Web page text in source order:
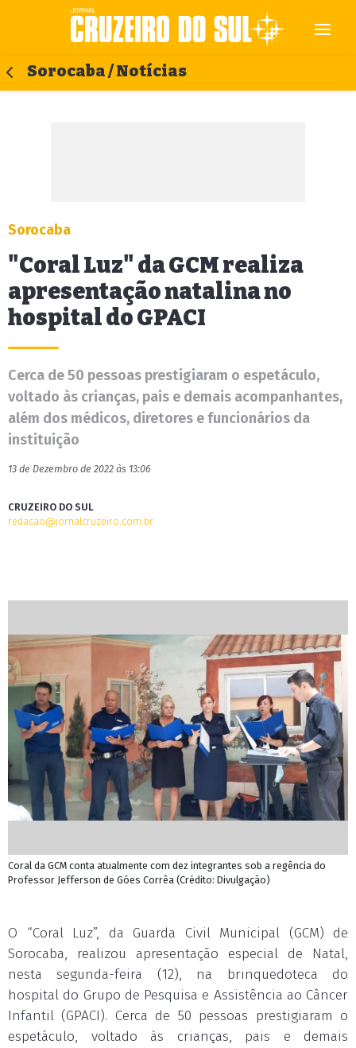
Sorocaba / Notícias
Sorocaba
"Coral Luz" da GCM realiza
apresentação natalina no
hospital do GPACI
Cerca de 50 pessoas prestigiaram o espetáculo,
voltado às crianças, pais e demais acompanhantes,
além dos médicos, diretores e funcionários da
instituição
13 de Dezembro de 2022 às 13:06
CRUZEIRO DO SUL
redacao@jornalcruzeiro.com.br
Coral da GCM conta atualmente com dez integrantes sob a regência do
Professor Jefferson de Góes Corrêa (Crédito: Divulgação)
O “Coral Luz”, da Guarda Civil Municipal (GCM) de
Sorocaba, realizou apresentação especial de Natal,
nesta segunda-feira (12), na brinquedoteca do
hospital do Grupo de Pesquisa e Assistência ao Câncer
Infantil (GPACI). Cerca de 50 pessoas prestigiaram o
espetáculo, voltado às crianças, pais e demais